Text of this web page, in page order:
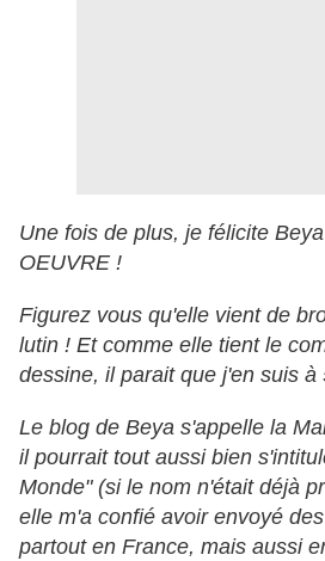
Une fois de plus, je félicite
OEUVRE !
Figurez vous qu'elle vient de
lutin ! Et comme elle tient le
dessine, il parait que j'en suis à
Le blog de Beya s'appelle la
il pourrait tout aussi bien
Monde" (si le nom n'était déjà
elle m'a confié avoir envoyé
partout en France, mais aussi